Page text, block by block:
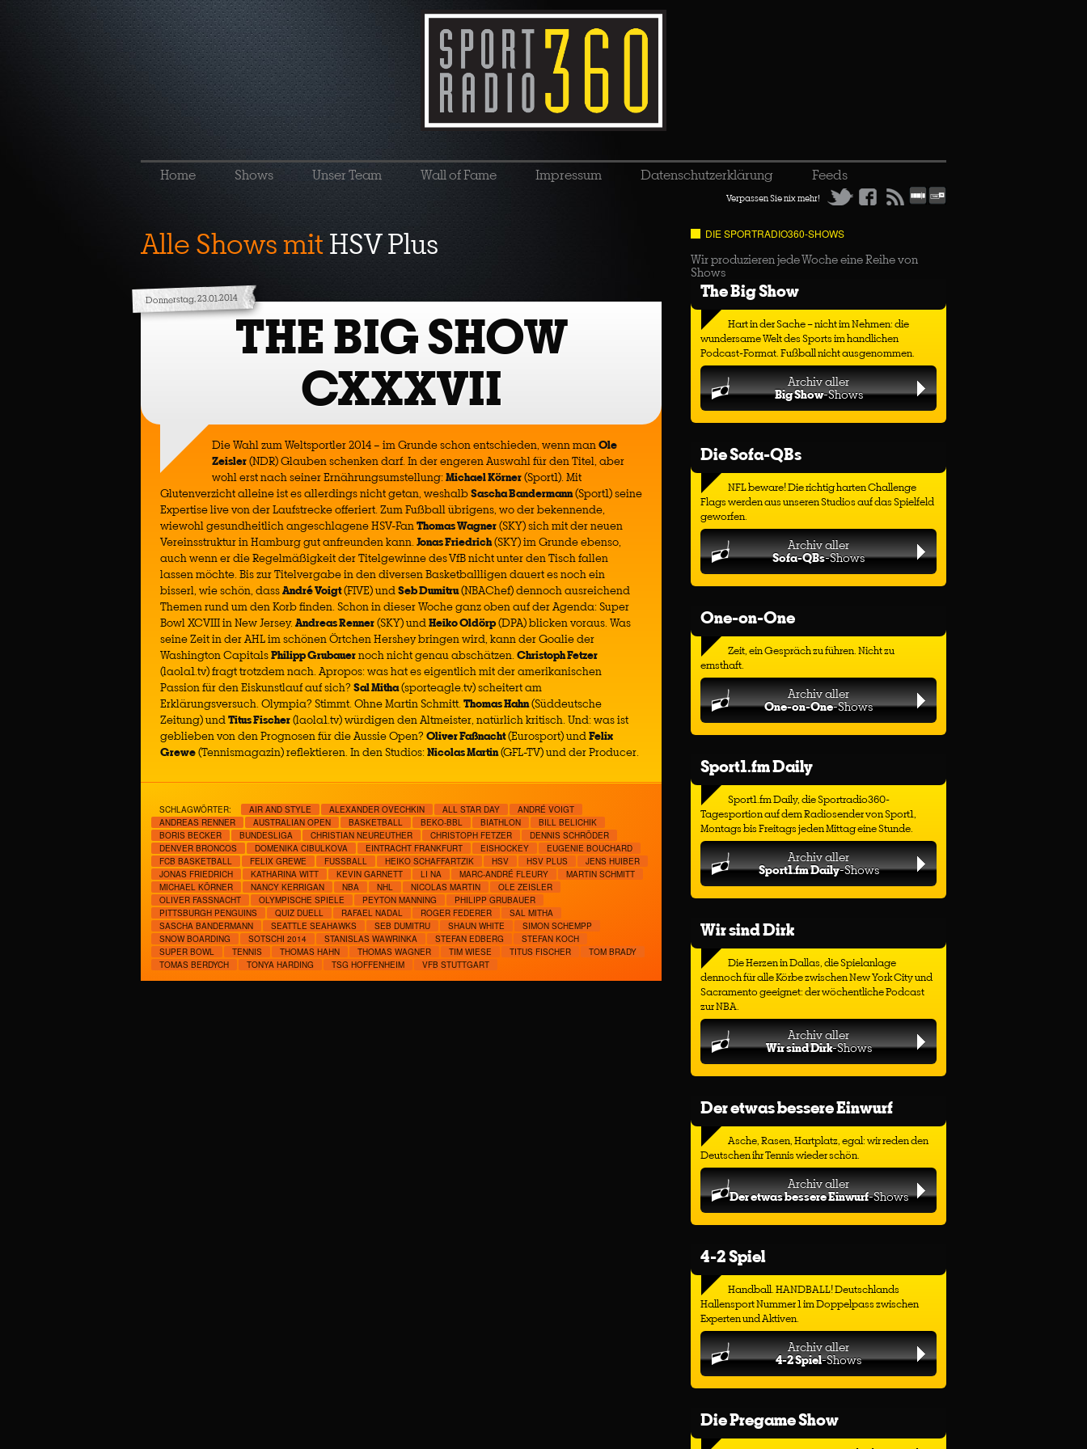
Home Shows Unser Team Wall of Fame Impressum Datenschutzerklärung Feeds
Verpassen Sie nix mehr!
Alle Shows mitHSV Plus
Donnerstag, 23.01.2014
THE BIG SHOW
CXXXVII
Die Wahl zum Weltsportler 2014 – im Grunde schon entschieden, wenn manOle
Zeisler(NDR) Glauben schenken darf. In der engeren Auswahl für den Titel, aber
wohl erst nach seiner Ernährungsumstellung:Michael Körner(Sport1). Mit
Glutenverzicht alleine ist es allerdings nicht getan, weshalbSascha Bandermann(Sport1) seine
Expertise live von der Laufstrecke offeriert. Zum Fußball übrigens, wo der bekennende,
wiewohl gesundheitlich angeschlagene HSV-FanThomas Wagner(SKY) sich mit der neuen
Vereinsstruktur in Hamburg gut anfreunden kann.Jonas Friedrich(SKY) im Grunde ebenso,
auch wenn er die Regelmäßigkeit der Titelgewinne des VfB nicht unter den Tisch fallen
lassen möchte. Bis zur Titelvergabe in den diversen Basketballligen dauert es noch ein
bisserl, wie schön, dassAndré Voigt(FIVE) undSeb Dumitru(NBAChef) dennoch ausreichend
Themen rund um den Korb finden. Schon in dieser Woche ganz oben auf der Agenda: Super
Bowl XCVIII in New Jersey.Andreas Renner(SKY) undHeiko Oldörp(DPA) blicken voraus. Was
seine Zeit in der AHL im schönen Örtchen Hershey bringen wird, kann der Goalie der
Washington CapitalsPhilipp Grubauernoch nicht genau abschätzen.Christoph Fetzer
(laola1.tv) fragt trotzdem nach. Apropos: was hat es eigentlich mit der amerikanischen
Passion für den Eiskunstlauf auf sich? Sal Mitha(sporteagle.tv) scheitert am
Erklärungsversuch. Olympia? Stimmt. Ohne Martin Schmitt.Thomas Hahn(Süddeutsche
Zeitung) undTitus Fischer(laola1.tv) würdigen den Altmeister, natürlich kritisch. Und: was ist
geblieben von den Prognosen für die Aussie Open? Oliver Faßnacht(Eurosport) undFelix
Grewe(Tennismagazin) reflektieren. In den Studios:Nicolas Martin(GFL-TV) und der Producer.
SCHLAGWÖRTER: AIR AND STYLE ALEXANDER OVECHKIN ALL STAR DAY
ANDRÉ VOIGT
ANDREAS RENNER
AUSTRALIAN OPEN BASKETBALL BEKO-BBL BIATHLON
BILL BELICHIK
BORIS BECKER
BUNDESLIGA CHRISTIAN NEUREUTHER CHRISTOPH FETZER
DENNIS SCHRÖDER
DENVER BRONCOS
DOMENIKA CIBULKOVA EINTRACHT FRANKFURT EISHOCKEY
EUGENIE BOUCHARD
FCB BASKETBALL
FELIX GREWE FUSSBALL HEIKO SCHAFFARTZIK HSV HSV PLUS
JENS HUIBER
JONAS FRIEDRICH
KATHARINA WITT KEVIN GARNETT LI NA MARC-ANDRÉ FLEURY
MARTIN SCHMITT
MICHAEL KÖRNER
NANCY KERRIGAN NBA NHL NICOLAS MARTIN
OLE ZEISLER
OLIVER FASSNACHT
OLYMPISCHE SPIELE PEYTON MANNING
PHILIPP GRUBAUER
PITTSBURGH PENGUINS
QUIZ DUELL RAFAEL NADAL ROGER FEDERER
SAL MITHA
SASCHA BANDERMANN
SEATTLE SEAHAWKS SEB DUMITRU SHAUN WHITE
SIMON SCHEMPP
SNOW BOARDING
SOTSCHI 2014 STANISLAS WAWRINKA STEFAN EDBERG
STEFAN KOCH
SUPER BOWL
TENNIS THOMAS HAHN THOMAS WAGNER TIM WIESE TITUS FISCHER
TOM BRADY
TOMAS BERDYCH
TONYA HARDING TSG HOFFENHEIM VFB STUTTGART
DIE SPORTRADIO360-SHOWS
Wir produzieren jede Woche eine Reihe von
Shows
The Big Show
Hart in der Sache – nicht im Nehmen: die
wundersame Welt des Sports im handlichen
Podcast-Format. Fußball nicht ausgenommen.
Archiv aller
Big Show-Shows
Die Sofa-QBs
NFL beware! Die richtig harten Challenge
Flags werden aus unseren Studios auf das Spielfeld
geworfen.
Archiv aller
Sofa-QBs-Shows
One-on-One
Zeit, ein Gespräch zu führen. Nicht zu
ernsthaft.
Archiv aller
One-on-One-Shows
Sport1.fm Daily
Sport1.fm Daily, die Sportradio360-
Tagesportion auf dem Radiosender von Sport1,
Montags bis Freitags jeden Mittag eine Stunde.
Archiv aller
Sport1.fm Daily-Shows
Wir sind Dirk
Die Herzen in Dallas, die Spielanlage
dennoch für alle Körbe zwischen New York City und
Sacramento geeignet: der wöchentliche Podcast
zur NBA.
Archiv aller
Wir sind Dirk-Shows
Der etwas bessere Einwurf
Asche, Rasen, Hartplatz, egal: wir reden den
Deutschen ihr Tennis wieder schön.
Archiv aller
Der etwas bessere Einwurf-Shows
4-2 Spiel
Handball. HANDBALL! Deutschlands
Hallensport Nummer 1 im Doppelpass zwischen
Experten und Aktiven.
Archiv aller
4-2 Spiel-Shows
Die Pregame Show